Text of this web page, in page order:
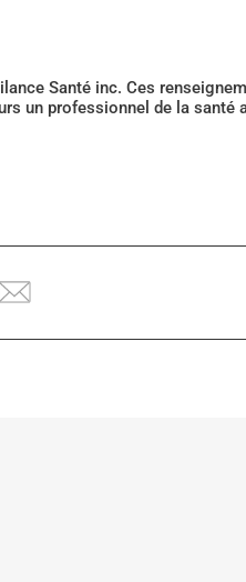
Santé inc. Ces
un professionnel de la